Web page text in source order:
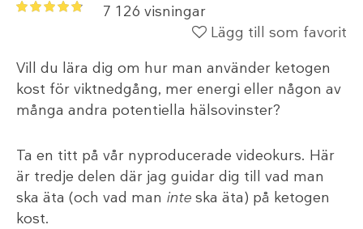
7 126 visningar
Lägg till som favorit
Vill du lära dig om hur man använder ketogen
kost för viktnedgång, mer energi eller någon av
många andra potentiella hälsovinster?
Ta en titt på vår nyproducerade videokurs. Här
är tredje delen där jag guidar dig till vad man
ska äta (och vad man inte ska äta) på ketogen
kost.